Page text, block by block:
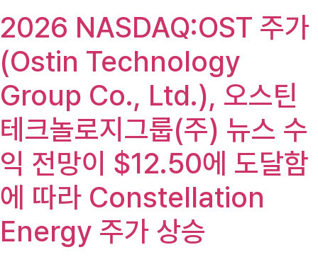
2026 NASDAQ:OST 주가
(Ostin Technology
Group Co., Ltd.), 오스틴
테크놀로지그룹(주) 뉴스 수
익 전망이 $12.50에 도달함
에 따라 Constellation
Energy 주가 상승